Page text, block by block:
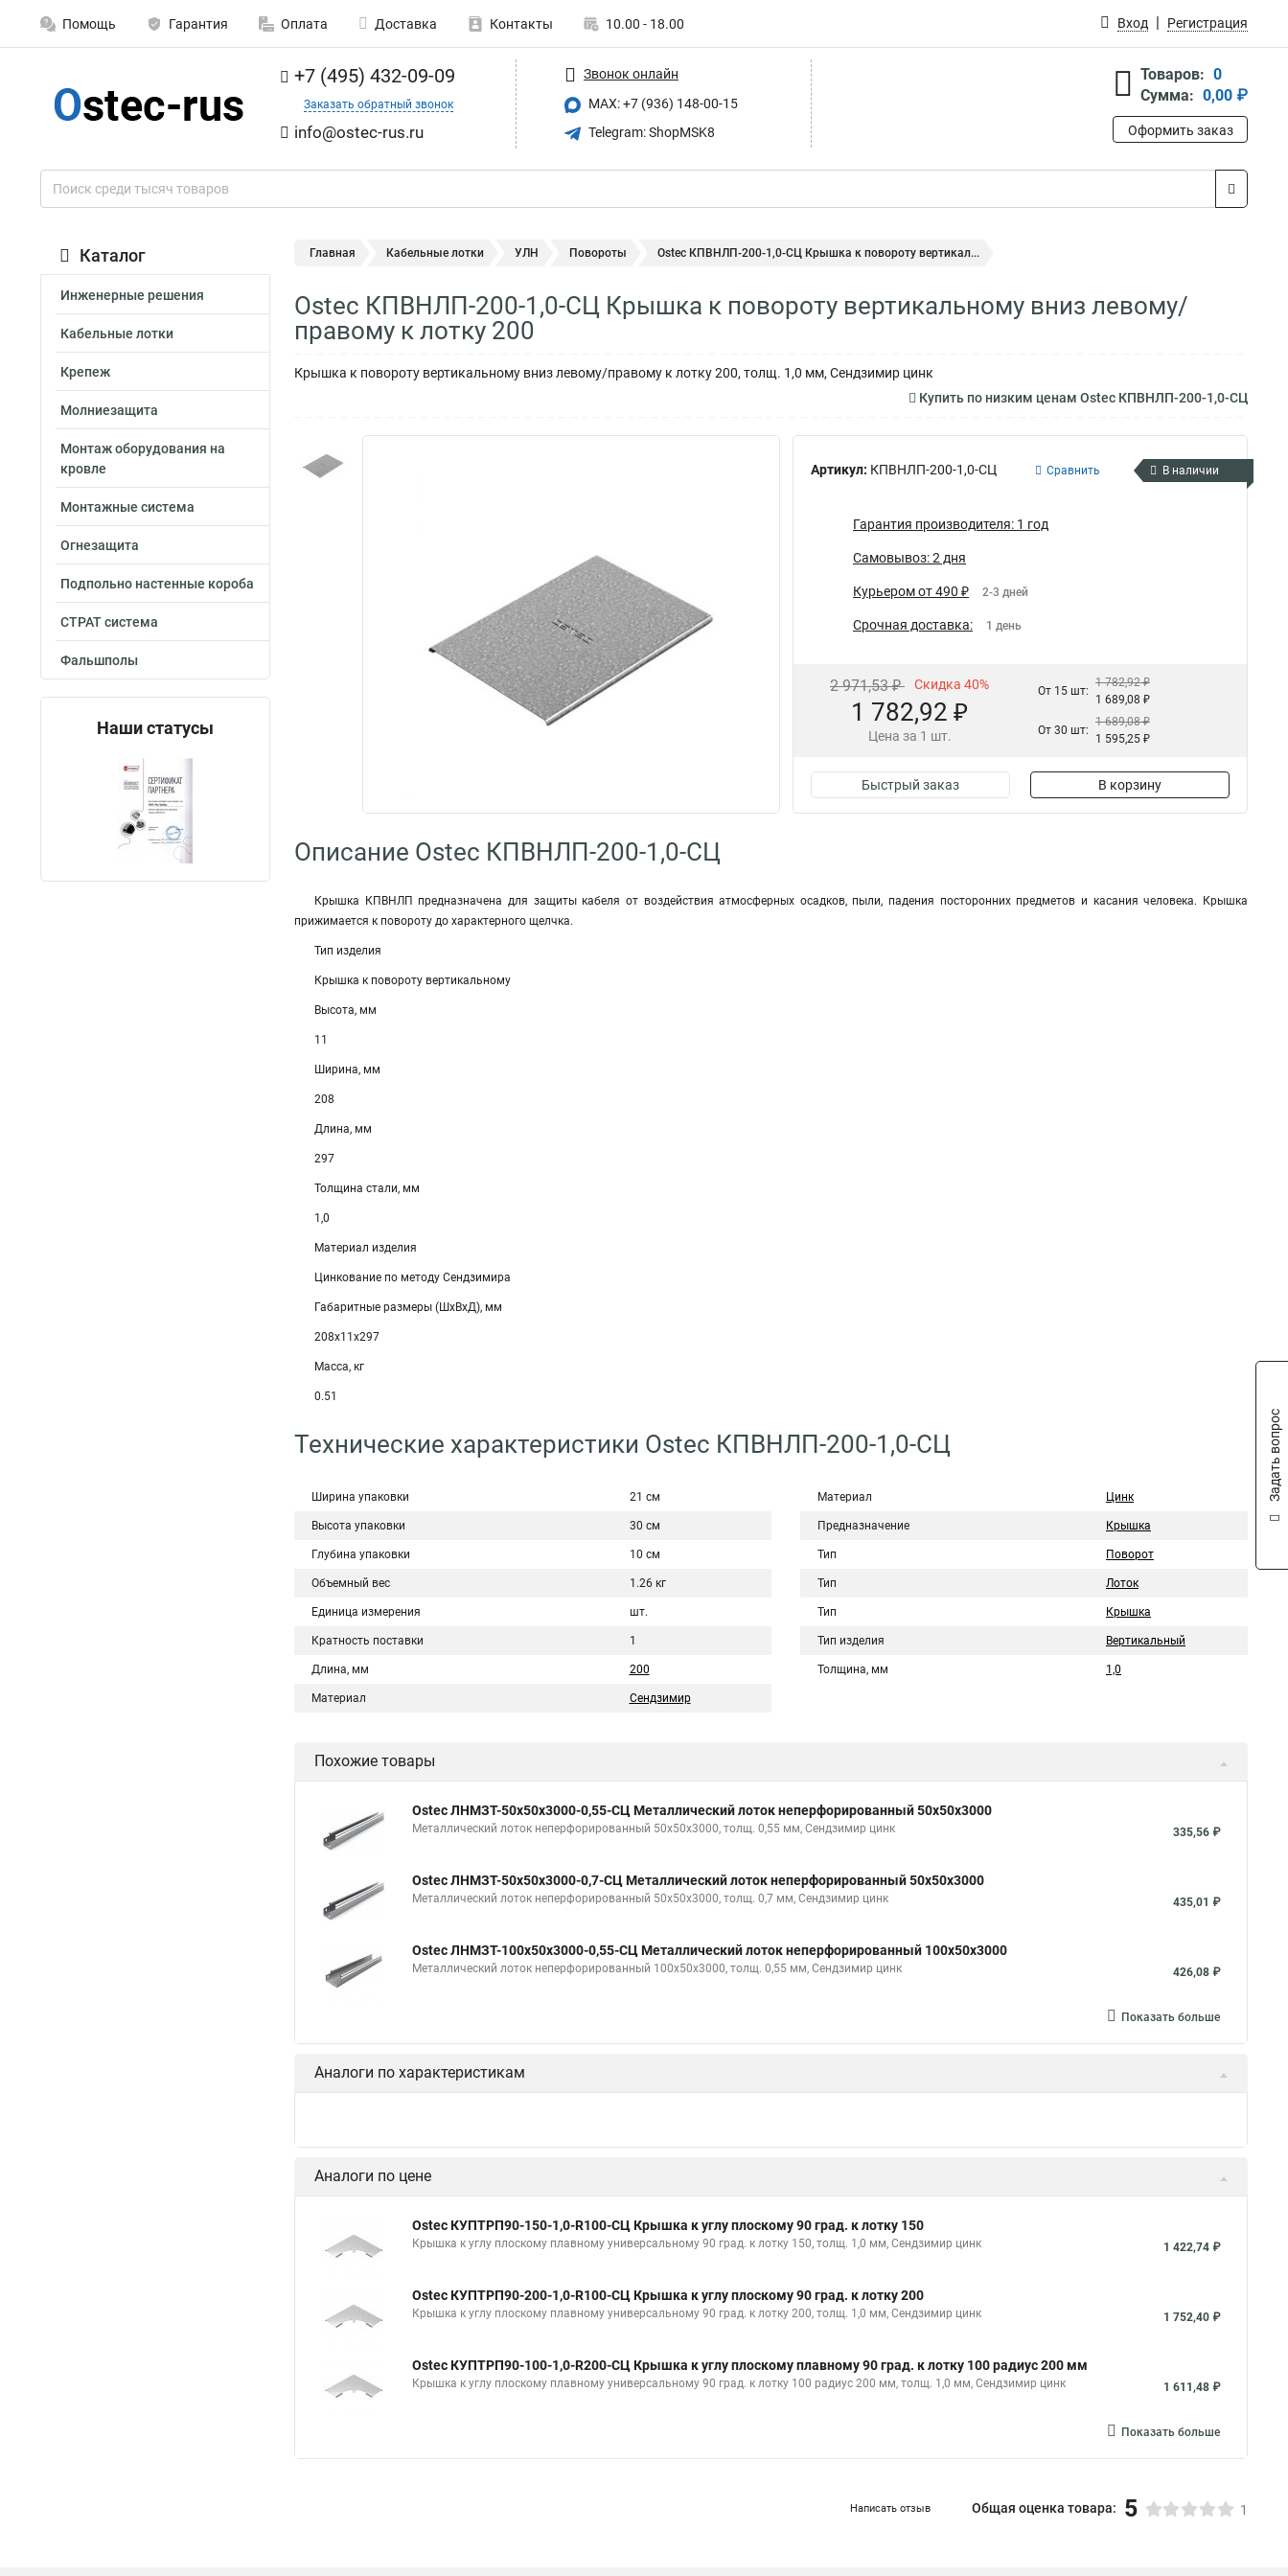
Помощь Гарантия Оплата Доставка Контакты 10.00 - 18.00 Вход Регистрация
+7 (495) 432-09-09
Заказать обратный звонок
info@ostec-rus.ru
Звонок онлайн
MAX: +7 (936) 148-00-15
Telegram: ShopMSK8
Товаров: 0
Сумма: 0,00 ₽
Оформить заказ
Каталог
Инженерные решения
Кабельные лотки
Крепеж
Молниезащита
Монтаж оборудования на
кровле
Монтажные система
Огнезащита
Подпольно настенные короба
СТРАТ система
Фальшполы
Наши статусы
Главная Кабельные лотки УЛН Повороты Ostec КПВНЛП-200-1,0-СЦ Крышка к повороту вертикал...
Ostec КПВНЛП-200-1,0-СЦ Крышка к повороту вертикальному вниз левому/
правому к лотку 200
Крышка к повороту вертикальному вниз левому/правому к лотку 200, толщ. 1,0 мм, Сендзимир цинк
Купить по низким ценам Ostec КПВНЛП-200-1,0-СЦ
Артикул: КПВНЛП-200-1,0-СЦ Сравнить В наличии
Гарантия производителя: 1 год
Самовывоз: 2 дня
Курьером от 490 ₽ 2-3 дней
Срочная доставка: 1 день
2 971,53 ₽ Скидка 40%
1 782,92 ₽
Цена за 1 шт.
От 15 шт:
1 782,92 ₽
1 689,08 ₽
От 30 шт:
1 689,08 ₽
1 595,25 ₽
Быстрый заказ В корзину
Описание Ostec КПВНЛП-200-1,0-СЦ
Крышка КПВНЛП предназначена для защиты кабеля от воздействия атмосферных осадков, пыли, падения посторонних предметов и касания человека. Крышка
прижимается к повороту до характерного щелчка.
Тип изделия
Крышка к повороту вертикальному
Высота, мм
11
Ширина, мм
208
Длина, мм
297
Толщина стали, мм
1,0
Материал изделия
Цинкование по методу Сендзимира
Габаритные размеры (ШхВхД), мм
208х11х297
Масса, кг
0.51
Технические характеристики Ostec КПВНЛП-200-1,0-СЦ
Ширина упаковки 21 см
Высота упаковки 30 см
Глубина упаковки 10 см
Объемный вес 1.26 кг
Единица измерения шт.
Кратность поставки 1
Длина, мм 200
Материал Сендзимир
Материал Цинк
Предназначение Крышка
Тип Поворот
Тип Лоток
Тип Крышка
Тип изделия Вертикальный
Толщина, мм 1,0
Похожие товары
Ostec ЛНМЗТ-50х50х3000-0,55-СЦ Металлический лоток неперфорированный 50х50х3000
Металлический лоток неперфорированный 50х50х3000, толщ. 0,55 мм, Сендзимир цинк 335,56 ₽
Ostec ЛНМЗТ-50х50х3000-0,7-СЦ Металлический лоток неперфорированный 50х50х3000
Металлический лоток неперфорированный 50х50х3000, толщ. 0,7 мм, Сендзимир цинк 435,01 ₽
Ostec ЛНМЗТ-100х50х3000-0,55-СЦ Металлический лоток неперфорированный 100х50х3000
Металлический лоток неперфорированный 100х50х3000, толщ. 0,55 мм, Сендзимир цинк 426,08 ₽
Показать больше
Аналоги по характеристикам
Аналоги по цене
Ostec КУПТРП90-150-1,0-R100-СЦ Крышка к углу плоскому 90 град. к лотку 150
Крышка к углу плоскому плавному универсальному 90 град. к лотку 150, толщ. 1,0 мм, Сендзимир цинк 1 422,74 ₽
Ostec КУПТРП90-200-1,0-R100-СЦ Крышка к углу плоскому 90 град. к лотку 200
Крышка к углу плоскому плавному универсальному 90 град. к лотку 200, толщ. 1,0 мм, Сендзимир цинк 1 752,40 ₽
Ostec КУПТРП90-100-1,0-R200-СЦ Крышка к углу плоскому плавному 90 град. к лотку 100 радиус 200 мм
Крышка к углу плоскому плавному универсальному 90 град. к лотку 100 радиус 200 мм, толщ. 1,0 мм, Сендзимир цинк 1 611,48 ₽
Показать больше
Написать отзыв Общая оценка товара: 5 1
Задать вопрос